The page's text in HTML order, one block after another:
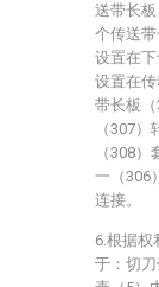
送带长
个传送
设置在
设置在
带长板
（307
（308
一（306
连接。
6.根据权
于：切